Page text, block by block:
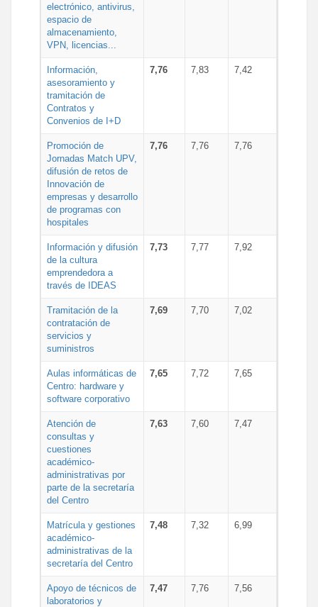
electrónico, antivirus,
espacio de
almacenamiento,
VPN, licencias...
Información,
asesoramiento y
tramitación de
Contratos y
Convenios de I+D
7,76 7,83 7,42
Promoción de
Jornadas Match UPV,
difusión de retos de
Innovación de
empresas y desarrollo
de programas con
hospitales
7,76 7,76 7,76
Información y difusión
de la cultura
emprendedora a
través de IDEAS
7,73 7,77 7,92
Tramitación de la
contratación de
servicios y
suministros
7,69 7,70 7,02
Aulas informáticas de
Centro: hardware y
software corporativo
7,65 7,72 7,65
Atención de
consultas y
cuestiones
académico-
administrativas por
parte de la secretaría
del Centro
7,63 7,60 7,47
Matrícula y gestiones
académico-
administrativas de la
secretaría del Centro
7,48 7,32 6,99
Apoyo de técnicos de
laboratorios y
7,47 7,76 7,56